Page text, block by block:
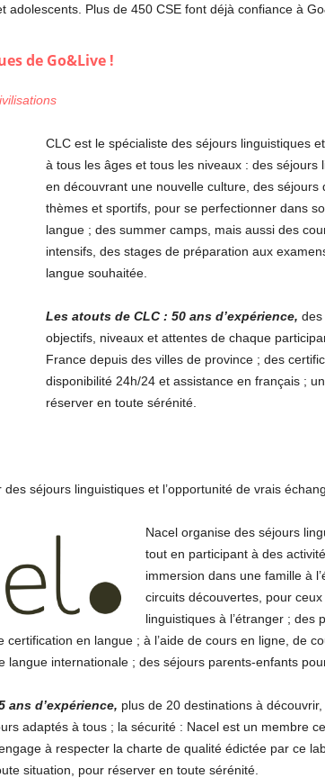
adolescents. Plus de 450 CSE font déjà confiance à
de Go&Live !
CLC est le spécialiste des séjours linguistiques
à tous les âges et tous les niveaux : des
en découvrant une nouvelle culture, des
thèmes et sportifs, pour se perfectionner dans
langue ; des summer camps, mais aussi des
intensifs, des stages de préparation aux
langue souhaitée.
Les atouts de CLC : 50 ans d’expérience, des
objectifs, niveaux et attentes de chaque
France depuis des villes de province ; des
disponibilité 24h/24 et assistance en français ;
réserver en toute sérénité.
séjours linguistiques et l’opportunité de vrais
Nacel organise des séjours
tout en participant à des
immersion dans une famille à
circuits découvertes, pour
linguistiques à l’étranger ;
certification en langue ; à l’aide de cours en ligne, de
langue internationale ; des séjours parents-enfants
ans d’expérience, plus de 20 destinations à
adaptés à tous ; la sécurité : Nacel est un membre
à respecter la charte de qualité édictée par ce
situation, pour réserver en toute sérénité.